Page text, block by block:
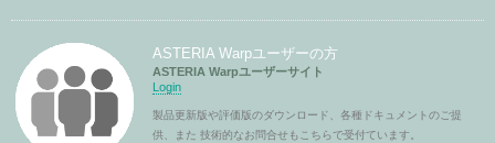
ASTERIA Warpユーザーの方
ASTERIA Warpユーザーサイト
Login
製品更新版や評価版のダウンロード、各種ドキュメントのご提
供、また 技術的なお問合せもこちらで受付ています。